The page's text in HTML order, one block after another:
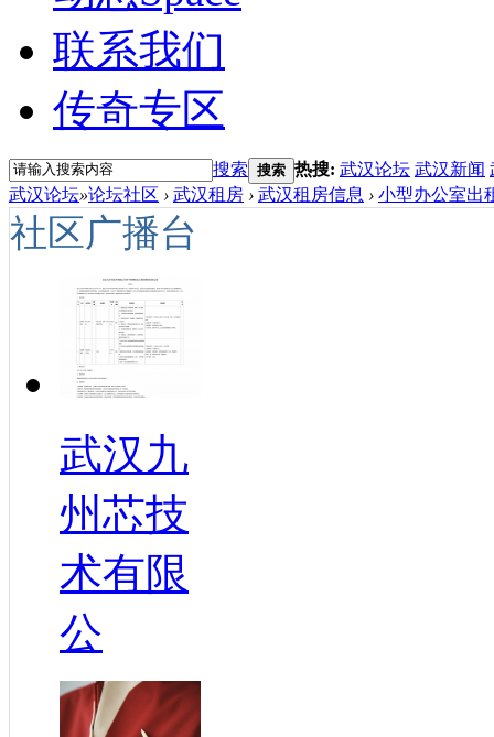
联系我们
传奇专区
搜索 搜索 热搜: 武汉论坛 武汉新闻
武汉论坛»论坛社区 › 武汉租房 › 武汉租房信息 › 小型办公室出
社区广播台
武汉九
州芯技
术有限
公